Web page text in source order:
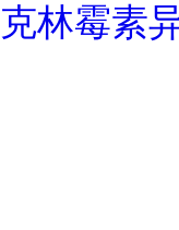
克林霉素